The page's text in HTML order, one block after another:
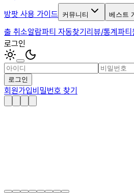
방팟 사용 가이드 커뮤니티 베스트
출 취소알람파티 자동찾기리뷰/통계파티
로그인
로그인
회원가입비밀번호 찾기